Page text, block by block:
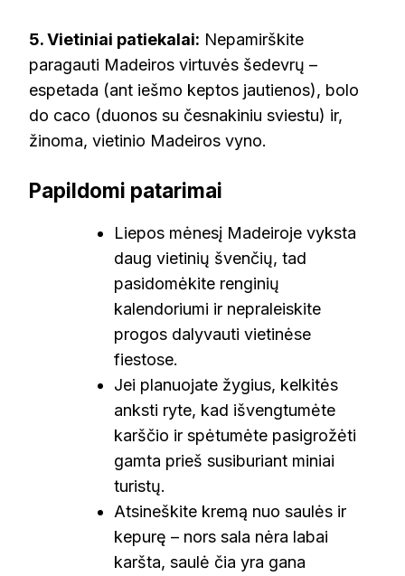
5. Vietiniai patiekalai: Nepamirškite
paragauti Madeiros virtuvės šedevrų –
espetada (ant iešmo keptos jautienos), bolo
do caco (duonos su česnakiniu sviestu) ir,
žinoma, vietinio Madeiros vyno.
Papildomi patarimai
Liepos mėnesį Madeiroje vyksta
daug vietinių švenčių, tad
pasidomėkite renginių
kalendoriumi ir nepraleiskite
progos dalyvauti vietinėse
fiestose.
Jei planuojate žygius, kelkitės
anksti ryte, kad išvengtumėte
karščio ir spėtumėte pasigrožėti
gamta prieš susiburiant miniai
turistų.
Atsineškite kremą nuo saulės ir
kepurę – nors sala nėra labai
karšta, saulė čia yra gana